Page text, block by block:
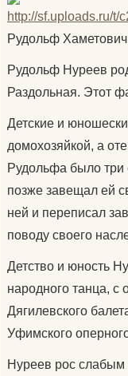
Рудольф
Рудольф Нуреев
Раздольная. Этот
Детские и
домохозяйкой, а
Рудольфа было три
позже завещал ей
ней и переписал
поводу своего
Детство и юность
народного танца, с
Дягилевского
Уфимского
Нуреев рос слабым